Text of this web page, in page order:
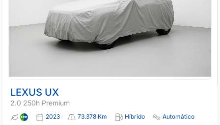
LEXUS UX
2.0 250h Premium
2023 73.378 Km Híbrido
Automático